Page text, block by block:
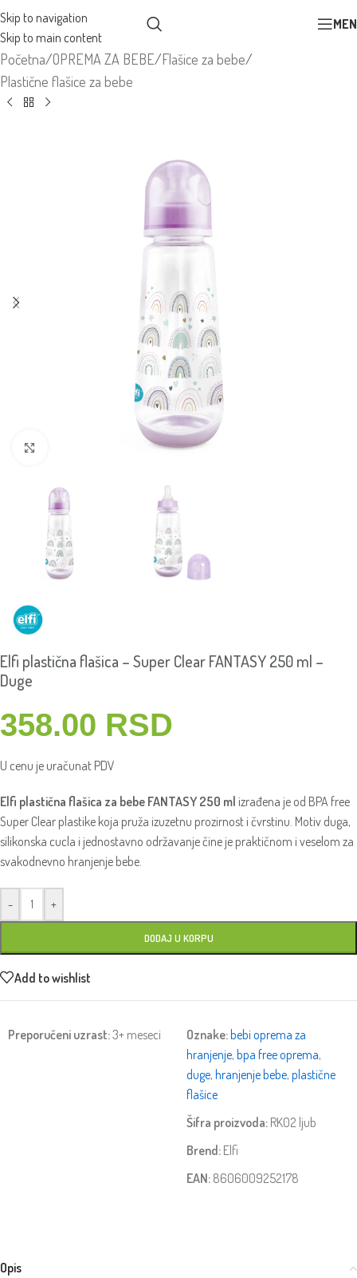
Skip to navigation
Skip to main content
Početna/OPREMA ZA BEBE/Flašice za bebe/
Plastične flašice za bebe
Elfi plastična flašica – Super Clear FANTASY 250 ml –
Duge
358.00 RSD
U cenu je uračunat PDV
Elfi plastična flašica za bebe FANTASY 250 ml izrađena je od BPA free
Super Clear plastike koja pruža izuzetnu prozirnost i čvrstinu. Motiv duga,
silikonska cucla i jednostavno održavanje čine je praktičnom i veselom za
svakodnevno hranjenje bebe.
- +
DODAJ U KORPU
Add to wishlist
Preporučeni uzrast:3+ meseci Oznake: bebi oprema za
hranjenje, bpa free oprema,
duge, hranjenje bebe, plastične
flašice
Šifra proizvoda: RK02 ljub
Brend: Elfi
EAN: 8606009252178
Opis